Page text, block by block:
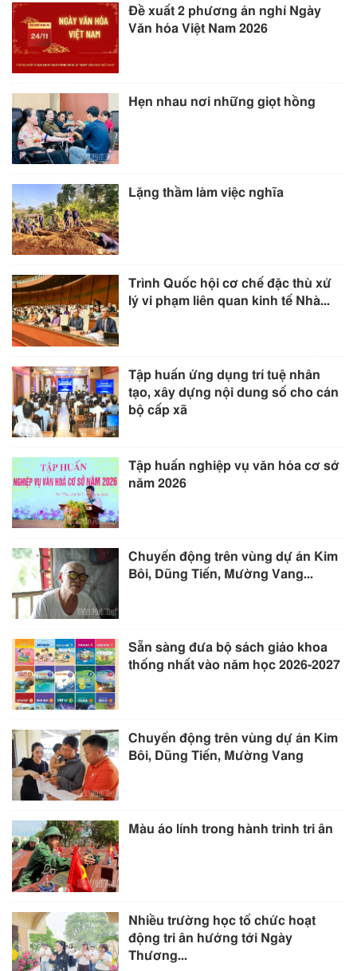
Đề xuất 2 phương án nghỉ Ngày
Văn hóa Việt Nam 2026
Hẹn nhau nơi những giọt hồng
Lặng thầm làm việc nghĩa
Trình Quốc hội cơ chế đặc thù xử
lý vi phạm liên quan kinh tế Nhà...
Tập huấn ứng dụng trí tuệ nhân
tạo, xây dựng nội dung số cho cán
bộ cấp xã
Tập huấn nghiệp vụ văn hóa cơ sở
năm 2026
Chuyển động trên vùng dự án Kim
Bôi, Dũng Tiến, Mường Vang...
Sẵn sàng đưa bộ sách giáo khoa
thống nhất vào năm học 2026-2027
Chuyển động trên vùng dự án Kim
Bôi, Dũng Tiến, Mường Vang
Màu áo lính trong hành trình tri ân
Nhiều trường học tổ chức hoạt
động tri ân hướng tới Ngày
Thương...